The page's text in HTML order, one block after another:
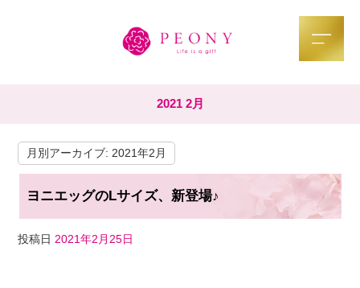
2021 2月
月別アーカイブ: 2021年2月
ヨニエッグのLサイズ、新登場♪
投稿日 2021年2月25日